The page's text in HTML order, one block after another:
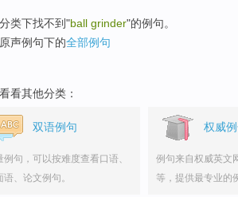
类下找不到"ball grinder"的例句。
声例句下的全部例句
看其他分类：
双语例句
例句，可以按难度查看口语、
语、论文例句。
权威
例句来自权威英文
等，提供最专业的